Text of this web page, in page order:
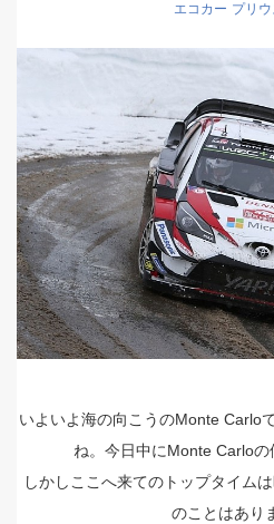
エコカー プリウ
いよいよ海の向こうのMonte Carlo
ね。今日中にMonte Carloの
しかしここへ来てのトップタイム
のことはあり